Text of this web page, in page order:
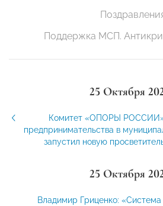
Поддержка МСП.
25 Октября
Комитет «ОПОРЫ РОССИИ»
предпринимательства в
запустил новую
25 Октября
Владимир Гриценко: «Система